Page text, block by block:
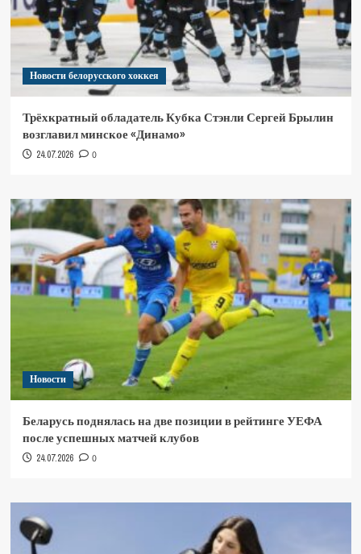
Новости белорусского хоккея
Трёхкратный обладатель Кубка Стэнли Сергей Брылин
возглавил минское «Динамо»
24.07.2026 0
Новости
Беларусь поднялась на две позиции в рейтинге УЕФА
после успешных матчей клубов
24.07.2026 0